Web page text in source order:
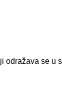
odražava se u